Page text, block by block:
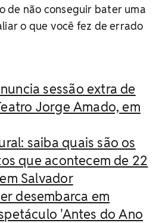
de não conseguir bater uma
o que você fez de errado
sessão extra de
Jorge Amado, em
saiba quais são os
que acontecem de 22
Salvador
desembarca em
'Antes do Ano